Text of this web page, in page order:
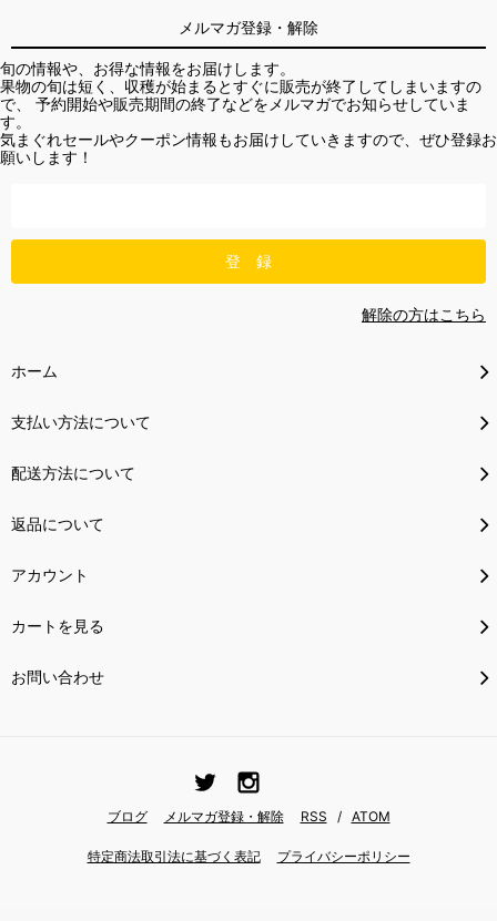
メルマガ登録・解除
旬の情報や、お得な情報をお届けします。
果物の旬は短く、収穫が始まるとすぐに販売が終了してしまいますの
で、 予約開始や販売期間の終了などをメルマガでお知らせしていま
す。
気まぐれセールやクーポン情報もお届けしていきますので、ぜひ登録お
願いします！
解除の方はこちら
ホーム
支払い方法について
配送方法について
返品について
アカウント
カートを見る
お問い合わせ
ブログ メルマガ登録・解除 RSS / ATOM
特定商法取引法に基づく表記 プライバシーポリシー